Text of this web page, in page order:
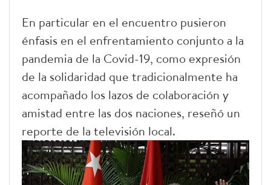
En particular en el encuentro pusieron
énfasis en el enfrentamiento conjunto a la
pandemia de la Covid-19, como expresión
de la solidaridad que tradicionalmente ha
acompañado los lazos de colaboración y
amistad entre las dos naciones, reseñó un
reporte de la televisión local.